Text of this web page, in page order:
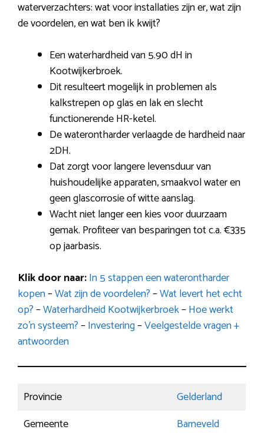
waterverzachters: wat voor installaties zijn er, wat zijn
de voordelen, en wat ben ik kwijt?
Een waterhardheid van 5.90 dH in
Kootwijkerbroek.
Dit resulteert mogelijk in problemen als
kalkstrepen op glas en lak en slecht
functionerende HR-ketel.
De waterontharder verlaagde de hardheid naar
2DH.
Dat zorgt voor langere levensduur van
huishoudelijke apparaten, smaakvol water en
geen glascorrosie of witte aanslag.
Wacht niet langer een kies voor duurzaam
gemak. Profiteer van besparingen tot c.a. €335
op jaarbasis.
Klik door naar:In 5 stappen een waterontharder
kopen–Wat zijn de voordelen?–Wat levert het echt
op?–Waterhardheid Kootwijkerbroek–Hoe werkt
zo’n systeem?–Investering–Veelgestelde vragen +
antwoorden
Provincie
Gelderland
Gemeente
Barneveld